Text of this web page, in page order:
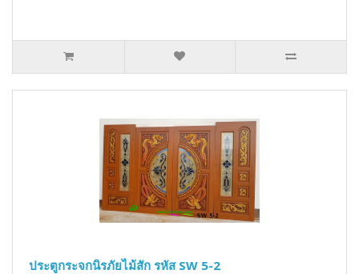
ประตูกระจกนิรภัยไม้สัก รหัส SW 5-2